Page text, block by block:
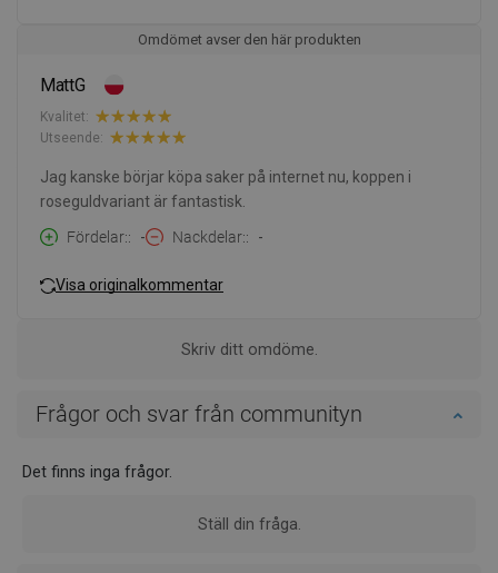
Omdömet avser den här produkten
MattG
Kvalitet:
Utseende:
Jag kanske börjar köpa saker på internet nu, koppen i
roseguldvariant är fantastisk.
Fördelar:
- Nackdelar: -
Visa originalkommentar
Skriv ditt omdöme.
Frågor och svar från communityn
Det finns inga frågor.
Ställ din fråga.